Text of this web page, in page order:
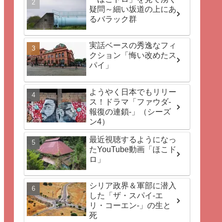
疑問～細い坂道の上にあ
るバラック群
実話ベースの秀逸なフィ
クション「悔い改めたス
パイ」
ようやく日本でもリリー
ス！ドラマ「ファウダ-
報復の連鎖-」（シーズ
ン4）
最近視聴するようになっ
たYouTube動画「ほこド
ロ」
シリア政界＆軍部に潜入
した「ザ・スパイ-エ
リ・コーエン-」の生と
死